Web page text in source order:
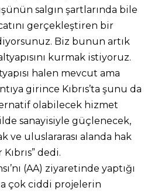
salgın şartlarında bile
gerçekleştiren bir
Biz bunun artık
kurmak istiyoruz.
halen mevcut ama
girince Kıbrıs’ta şunu da
olabilecek hizmet
sanayisiyle güçlenecek,
ve uluslararası alanda hak
dedi.
(AA) ziyaretinde yaptığı
çok ciddi projelerin